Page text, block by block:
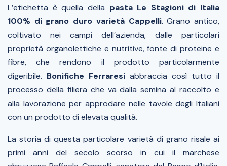
L’etichetta è quella della pasta Le Stagioni di Italia
100% di grano duro varietà Cappelli. Grano antico,
coltivato nei campi dell’azienda, dalle particolari
proprietà organolettiche e nutritive, fonte di proteine e
fibre, che rendono il prodotto particolarmente
digeribile. Bonifiche Ferraresi abbraccia così tutto il
processo della filiera che va dalla semina al raccolto e
alla lavorazione per approdare nelle tavole degli Italiani
con un prodotto di elevata qualità.
La storia di questa particolare varietà di grano risale ai
primi anni del secolo scorso in cui il marchese